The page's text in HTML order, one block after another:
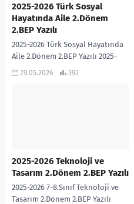
2025-2026 Türk Sosyal
Hayatında Aile 2.Dönem
2.BEP Yazılı
2025-2026 Türk Sosyal Hayatında
Aile 2.Dönem 2.BEP Yazılı 2025-
2026 Türk Sosyal Hayatında Aile
29.05.2026 392
2025-2026 Teknoloji ve
Tasarım 2.Dönem 2.BEP Yazılı
2025-2026 7-8.Sınıf Teknoloji ve
Tasarım 2.Dönem 2.BEP Yazılı